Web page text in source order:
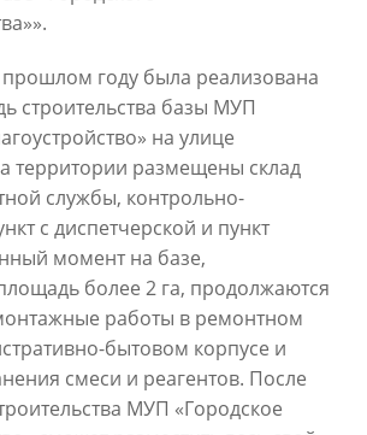
прошлом году была реализована
строительства базы МУП
на улице
территории размещены склад
службы, контрольно-
с диспетчерской и пункт
момент на базе,
более 2 га, продолжаются
работы в ремонтном
бытовом корпусе и
смеси и реагентов. После
МУП «Городское